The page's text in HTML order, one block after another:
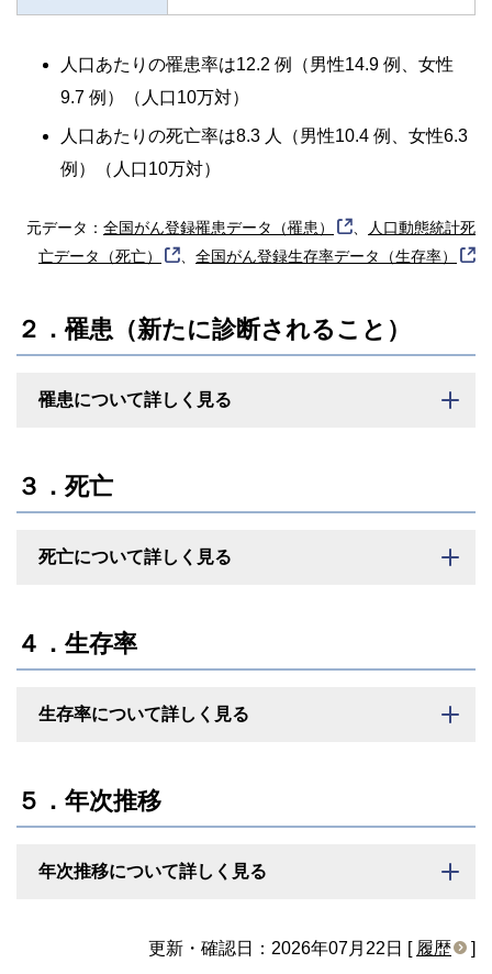
人口あたりの罹患率は12.2 例（男性14.9 例、女性
9.7 例）
（人口10万対）
人口あたりの死亡率は8.3 人（男性10.4 例、女性6.3
例）
（人口10万対）
元データ： 全国がん登録罹患データ（罹患）
人口動態統計死
亡データ（死亡）
全国がん登録生存率データ（生存率）
２．罹患（新たに診断されること）
罹患について詳しく見る
３．死亡
死亡について詳しく見る
４．生存率
生存率について詳しく見る
５．年次推移
年次推移について詳しく見る
更新・確認日：2026年07月22日 [ 履歴 ]